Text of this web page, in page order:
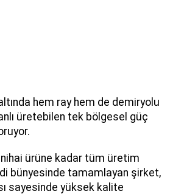
hem ray hem de demiryolu
üretebilen tek bölgesel güç
ürüne kadar tüm üretim
bünyesinde tamamlayan şirket,
sayesinde yüksek kalite